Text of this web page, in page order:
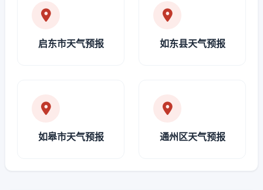
启东市天气预报 如东县天气预报
如皋市天气预报 通州区天气预报